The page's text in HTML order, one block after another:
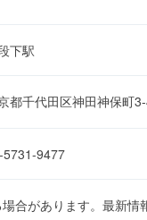
下駅
都千代田区神田神保町
5731-9477
合があります。最新情